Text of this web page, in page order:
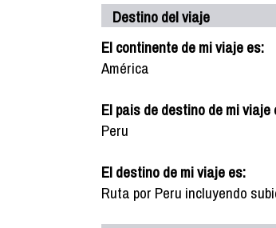
Destino del viaje
El continente de mi viaje es:
América
El pais de destino de mi viaje
Peru
El destino de mi viaje es:
Ruta por Peru incluyendo